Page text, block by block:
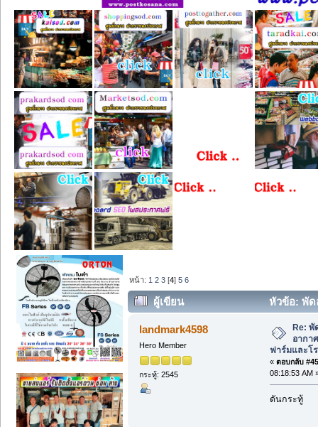
หน้า: 1 2 3 [4]5 6
ผู้เขียน
หัวข้อ: พัด
ในฟาร์มและโรงงาน ในปัจจุบัน (อ่าน
landmark4598
Hero Member
กระทู้: 2545
Re:
อากา
ฟาร์มและโ
« ตอบกลับ
08:18:53 AM
ดันกระทู้